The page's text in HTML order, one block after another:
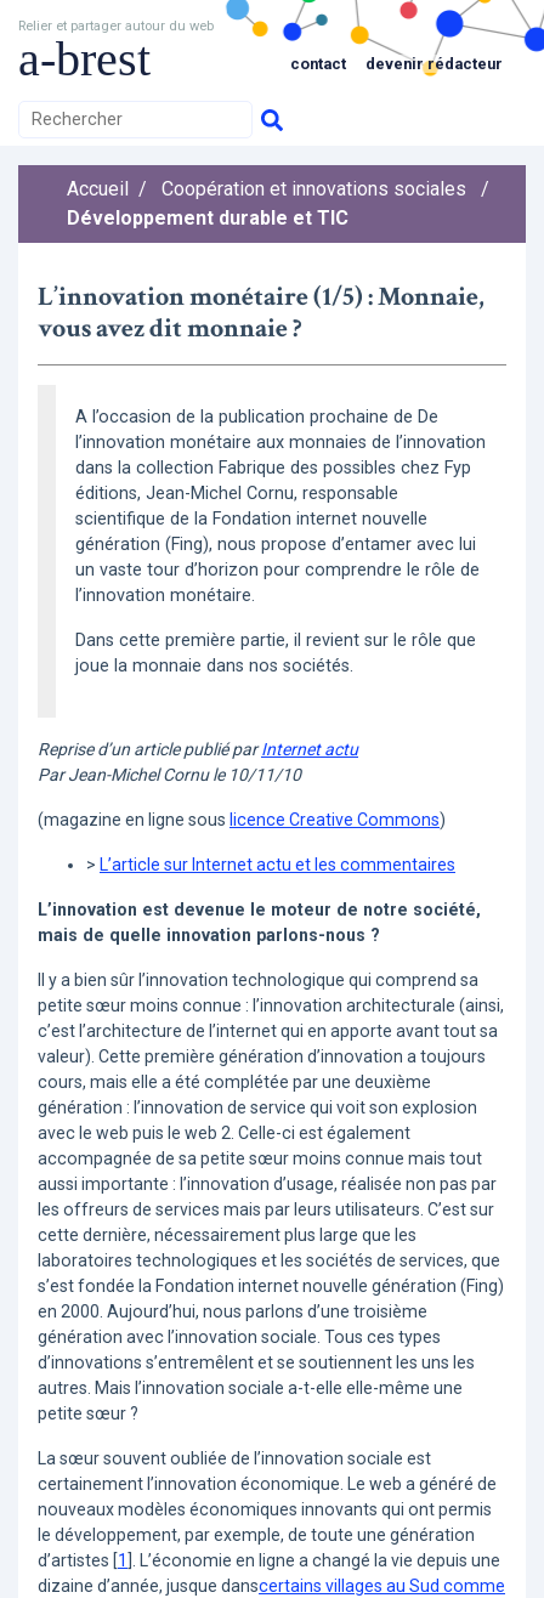
Relier et partager autour du web
a-brest contact devenir rédacteur
Accueil / Coopération et innovations sociales
/
Développement durable et TIC
L’innovation monétaire (1/5) : Monnaie,
vous avez dit monnaie ?
A l’occasion de la publication prochaine de De
l’innovation monétaire aux monnaies de l’innovation
dans la collection Fabrique des possibles chez Fyp
éditions, Jean-Michel Cornu, responsable
scientifique de la Fondation internet nouvelle
génération (Fing), nous propose d’entamer avec lui
un vaste tour d’horizon pour comprendre le rôle de
l’innovation monétaire.
Dans cette première partie, il revient sur le rôle que
joue la monnaie dans nos sociétés.
Reprise d’un article publié parInternet actu
Par Jean-Michel Cornu le 10/11/10
(magazine en ligne sous licence Creative Commons)
> L’article sur Internet actu et les commentaires
L’innovation est devenue le moteur de notre société,
mais de quelle innovation parlons-nous ?
Il y a bien sûr l’innovation technologique qui comprend sa
petite sœur moins connue : l’innovation architecturale (ainsi,
c’est l’architecture de l’internet qui en apporte avant tout sa
valeur). Cette première génération d’innovation a toujours
cours, mais elle a été complétée par une deuxième
génération : l’innovation de service qui voit son explosion
avec le web puis le web 2. Celle-ci est également
accompagnée de sa petite sœur moins connue mais tout
aussi importante : l’innovation d’usage, réalisée non pas par
les offreurs de services mais par leurs utilisateurs. C’est sur
cette dernière, nécessairement plus large que les
laboratoires technologiques et les sociétés de services, que
s’est fondée la Fondation internet nouvelle génération (Fing)
en 2000. Aujourd’hui, nous parlons d’une troisième
génération avec l’innovation sociale. Tous ces types
d’innovations s’entremêlent et se soutiennent les uns les
autres. Mais l’innovation sociale a-t-elle elle-même une
petite sœur ?
La sœur souvent oubliée de l’innovation sociale est
certainement l’innovation économique. Le web a généré de
nouveaux modèles économiques innovants qui ont permis
le développement, par exemple, de toute une génération
d’artistes [1 . L’économie en ligne a changé la vie depuis une
dizaine d’année, jusque danscertains villages au Sud comme